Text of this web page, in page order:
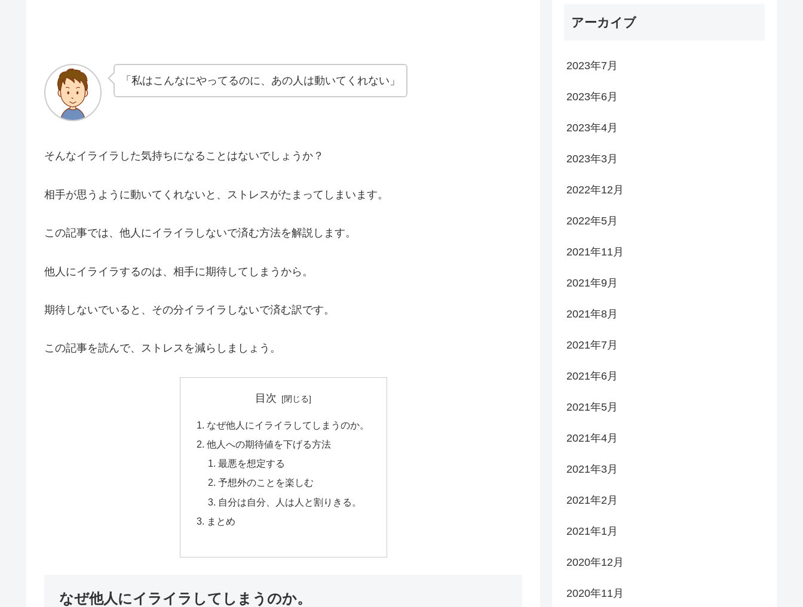
「私はこんなにやってるのに、あの人は動いてくれない」
そんなイライラした気持ちになることはないでしょうか？
相手が思うように動いてくれないと、ストレスがたまってしまいます。
この記事では、他人にイライラしないで済む方法を解説します。
他人にイライラするのは、相手に期待してしまうから。
期待しないでいると、その分イライラしないで済む訳です。
この記事を読んで、ストレスを減らしましょう。
目次
なぜ他人にイライラしてしまうのか。
他人への期待値を下げる方法
最悪を想定する
予想外のことを楽しむ
自分は自分、人は人と割りきる。
まとめ
なぜ他人にイライラしてしまうのか。
アーカイブ
2023年7月
2023年6月
2023年4月
2023年3月
2022年12月
2022年5月
2021年11月
2021年9月
2021年8月
2021年7月
2021年6月
2021年5月
2021年4月
2021年3月
2021年2月
2021年1月
2020年12月
2020年11月